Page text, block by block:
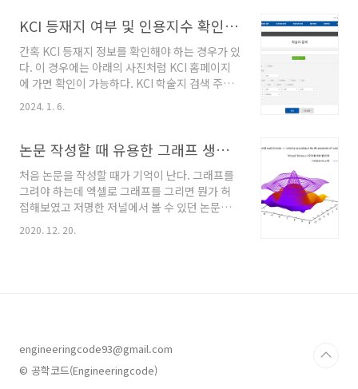
https://jcr.clarivate.com/jcr/ ※
SCI(Science Citation Index)와 SCIE는 통합
되어서 2020년 1월부터는 SCIE로만 나타난다.
필자의 경우 연구계를 오랜 기간 떠나있었기에
몰랐는데 최근에 정확하게 알게되었다. 최하단의
참고문서에 관련 링크를 정리하였다. JCR은 유
에는 기..
KCI 등재지 여부 및 인용지수 확인 방법
간혹 KCI 등재지 정보를 확인해야 하는 경우가 있
다. 이 경우에는 아래의 사진처럼 KCI 홈페이지
에 가면 확인이 가능하다. KCI 학술지 검색 주소:
https://www.kci.go.kr/kciportal/po/search/poSereSear.kci
학술지명 등을 이용해 학술지를 검색하면 아래의
를 알고 싶은 학술지를 클릭하면 상세 페이지로
이동하는며 ISSN, 인용지수, 역사 등을 알 수 있
다.
2024. 1. 6.
논문 작성할 때 유용한 그래프 생성 툴 그누플롯(GNUPLOT)
처음 논문을 작성할 때가 기억이 난다. 그래프를
그려야 하는데 엑셀로 그래프를 그리면 뭔가 허
접해보였고 저명한 저널에서 볼 수 있던 논문의
그래프 형식을 개념적으로 정의한 후 이것 저것
로 다운로드 받을 수 있다. 사용법을 다루고 있는
pdf 자료와 사진형식으로 공개되어 있는 데모가
있어서 사용법을 금방 익힐 수 있다. 그누플롯을
2020. 12. 20.
engineeringcode93@gmail.com
© 공학코드(Engineeringcode)